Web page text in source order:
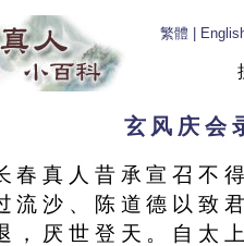
繁體
玄风庆会
春真人昔承宣召不
流沙、陈道德以致
，厌世登天。自太